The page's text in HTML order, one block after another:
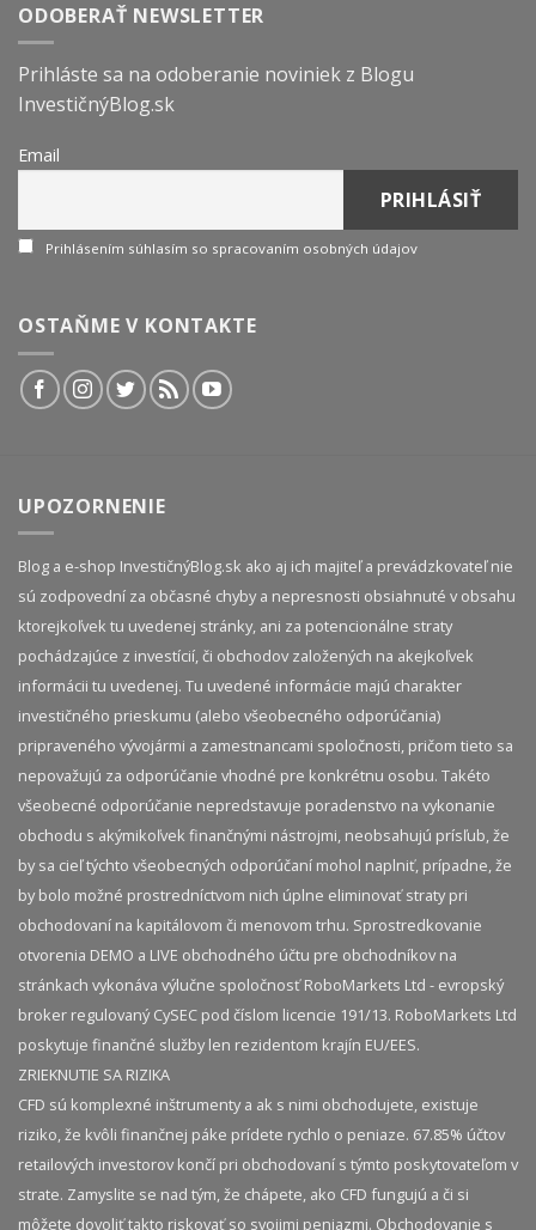
ODOBERAŤ NEWSLETTER
Prihláste sa na odoberanie noviniek z Blogu
InvestičnýBlog.sk
Email
Prihlásením súhlasím so spracovaním osobných údajov
OSTAŇME V KONTAKTE
UPOZORNENIE
Blog a e-shop InvestičnýBlog.sk ako aj ich majiteľ a prevádzkovateľ nie
sú zodpovední za občasné chyby a nepresnosti obsiahnuté v obsahu
ktorejkoľvek tu uvedenej stránky, ani za potencionálne straty
pochádzajúce z investícií, či obchodov založených na akejkoľvek
informácii tu uvedenej. Tu uvedené informácie majú charakter
investičného prieskumu (alebo všeobecného odporúčania)
pripraveného vývojármi a zamestnancami spoločnosti, pričom tieto sa
nepovažujú za odporúčanie vhodné pre konkrétnu osobu. Takéto
všeobecné odporúčanie nepredstavuje poradenstvo na vykonanie
obchodu s akýmikoľvek finančnými nástrojmi, neobsahujú prísľub, že
by sa cieľ týchto všeobecných odporúčaní mohol naplniť, prípadne, že
by bolo možné prostredníctvom nich úplne eliminovať straty pri
obchodovaní na kapitálovom či menovom trhu. Sprostredkovanie
otvorenia DEMO a LIVE obchodného účtu pre obchodníkov na
stránkach vykonáva výlučne spoločnosť RoboMarkets Ltd - evropský
broker regulovaný CySEC pod číslom licencie 191/13. RoboMarkets Ltd
poskytuje finančné služby len rezidentom krajín EU/EES.
ZRIEKNUTIE SA RIZIKA
CFD sú komplexné inštrumenty a ak s nimi obchodujete, existuje
riziko, že kvôli finančnej páke prídete rychlo o peniaze. 67.85% účtov
retailových investorov končí pri obchodovaní s týmto poskytovateľom v
strate. Zamyslite se nad tým, že chápete, ako CFD fungujú a či si
môžete dovoliť takto riskovať so svojimi peniazmi. Obchodovanie s